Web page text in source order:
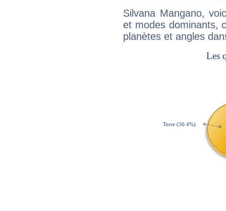
Silvana Mangano,
et modes dominants,
planètes et angles